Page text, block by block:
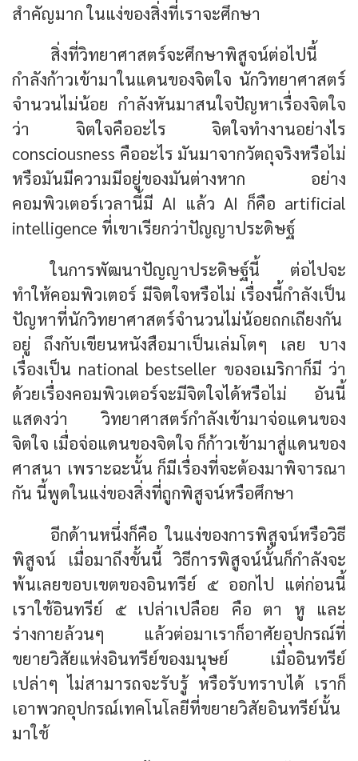
สำคัญมาก ในแง่ของสิ่งที่เราจะศึกษา
สิ่งที่วิทยาศาสตร์จะศึกษาพิสูจน์ต่อไปนี้
กำลังก้าวเข้ามาในแดนของจิตใจ นักวิทยาศาสตร์
จำนวนไม่น้อย กำลังหันมาสนใจปัญหาเรื่องจิตใจ
ว่า จิตใจคืออะไร จิตใจทำงานอย่างไร
consciousness คืออะไร มันมาจากวัตถุจริงหรือไม่
หรือมันมีความมีอยู่ของมันต่างหาก อย่าง
คอมพิวเตอร์เวลานี้มี AI แล้ว AI ก็คือ artificial
intelligence ที่เขาเรียกว่าปัญญาประดิษฐ์
ในการพัฒนาปัญญาประดิษฐ์นี้ ต่อไปจะ
ทำให้คอมพิวเตอร์ มีจิต​ใจหรือไม่ เรื่องนี้กำลังเป็น
ปัญหาที่นักวิทยาศาสตร์จำนวนไม่น้อยถกเถียงกัน
อยู่ ถึงกับเขียนหนังสือมาเป็นเล่มโตๆ เลย บาง
เรื่องเป็น national bestseller ของอเมริกาก็มี ว่า
ด้วยเรื่องคอมพิวเตอร์จะมีจิตใจได้หรือไม่ อันนี้
แสดงว่าวิทยาศาสตร์กำลังเข้ามาจ่อแดนของ
จิตใจ เมื่อจ่อแดนของจิตใจ ก็ก้าวเข้ามาสู่แดนของ
ศาสนา เพราะฉะนั้น ก็มีเรื่องที่จะต้องมาพิจารณา
กัน นี้พูดในแง่ของสิ่งที่ถูกพิสูจน์หรือศึกษา
อีกด้านหนึ่งก็คือ ในแง่ของการพิสูจน์หรือวิธี
พิสูจน์ เมื่อมาถึงขั้นนี้วิธีการพิสูจน์นั้นก็กำลังจะ
พ้นเลยขอบเขตของอินทรีย์ ๕ออกไป แต่ก่อนนี้
เราใช้อินทรีย์ ๕ เปล่าเปลือย คือ ตา หู และ
ร่างกายล้วนๆ แล้วต่อมาเราก็อาศัยอุปกรณ์ที่
ขยายวิสัยแห่งอินทรีย์ของมนุษย์ เมื่ออินทรีย์
เปล่าๆ ไม่สามารถจะรับรู้ หรือรับทราบได้ เราก็
เอาพวกอุปกรณ์เทคโนโลยีที่ขยายวิสัยอินทรีย์นั้น
มาใช้